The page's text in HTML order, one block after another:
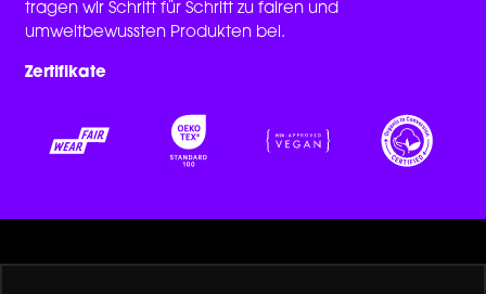
tragen wir Schritt für Schritt zu fairen und
umweltbewussten Produkten bei.
Zertifikate